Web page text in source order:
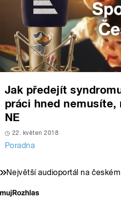
Jak předejít
práci hned nemusíte,
NE
22. květen 2018
Poradna
Největší audioportál na